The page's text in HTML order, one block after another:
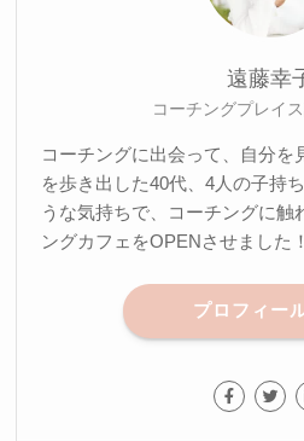
遠藤幸
コーチングプレイ
コーチングに出会って、自分を
を歩き出した40代、4人の子持
うな気持ちで、コーチングに触
ングカフェをOPENさせました！
プロフィー